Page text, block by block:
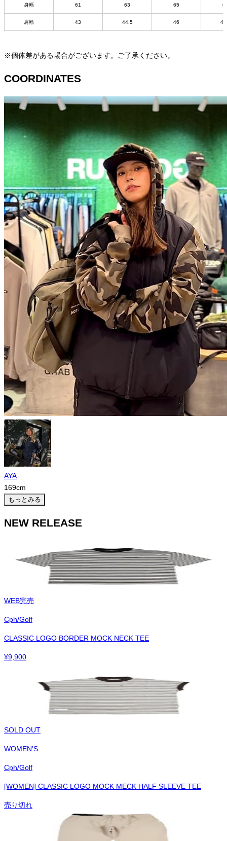
身幅 61 63 65
肩幅 43 44.5 46
※個体差がある場合がございます。ご了承ください。
COORDINATES
AYA
169cm
もっとみる
NEW RELEASE
WEB完売
Cph/Golf
CLASSIC LOGO BORDER MOCK NECK TEE
¥9,900
SOLD OUT
WOMEN'S
Cph/Golf
[WOMEN] CLASSIC LOGO MOCK MECK HALF SLEEVE TEE
売り切れ